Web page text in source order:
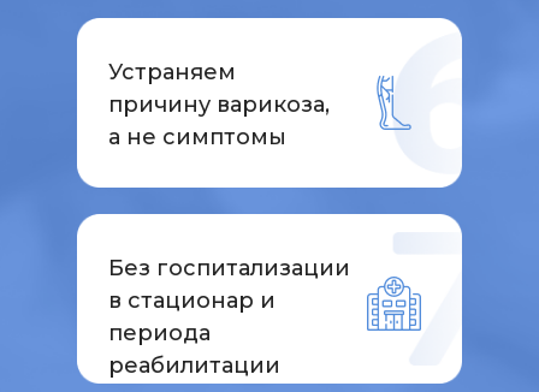
Устраняем
причину варикоза,
а не симптомы
Без госпитализации
в стационар и
периода
реабилитации